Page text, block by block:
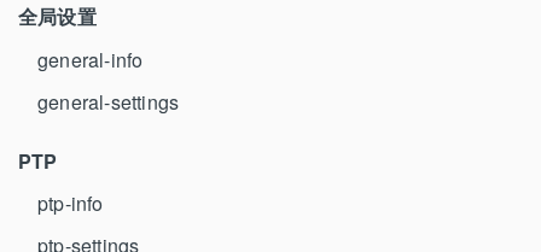
全局设置
general-info
general-settings
PTP
ptp-info
ptp-settings